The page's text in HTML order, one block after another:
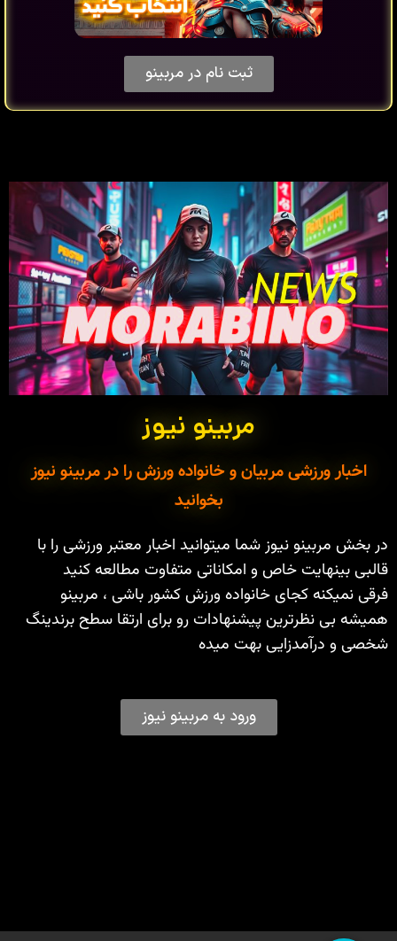
ثبت نام در مربینو
مربینو نیوز
اخبار ورزشی مربیان و خانواده ورزش را در مربینو نیوز
بخوانید
در بخش مربینو نیوز شما میتوانید اخبار معتبر ورزشی را با
قالبی بینهایت خاص و امکاناتی متفاوت مطالعه کنید
فرقی نمیکنه کجای خانواده ورزش کشور باشی ، مربینو
همیشه بی نظرترین پیشنهادات رو برای ارتقا سطح برندینگ
شخصی و درآمدزایی بهت میده
ورود به مربینو نیوز